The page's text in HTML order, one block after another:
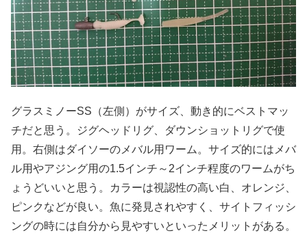
グラスミノーSS（左側）がサイズ、動き的にベストマッ
チだと思う。ジグヘッドリグ、ダウンショットリグで使
用。右側はダイソーのメバル用ワーム。サイズ的にはメバ
ル用やアジング用の1.5インチ～2インチ程度のワームがち
ょうどいいと思う。カラーは視認性の高い白、オレンジ、
ピンクなどが良い。魚に発見されやすく、サイトフィッシ
ングの時には自分から見やすいといったメリットがある。